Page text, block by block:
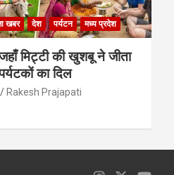
खबर देश पर्यटन मध्य प्रदेश
मिट्टी की खुशबू ने जीता
का दिल
Rakesh Prajapati